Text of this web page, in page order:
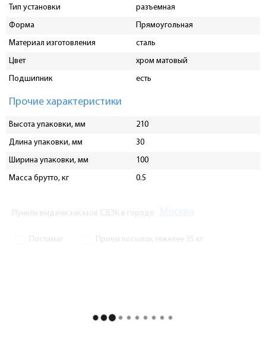
Тип установки
разъемная
Форма
Прямоугольная
Материал изготовления
сталь
Цвет
хром матовый
Подшипник
есть
Прочие характеристики
Высота упаковки, мм
210
Длина упаковки, мм
30
Ширина упаковки, мм
100
Масса брутто, кг
0.5
Пункты выдачи заказов СДЭК в городе
Постамат Прием посылок тяжелее 35 кг